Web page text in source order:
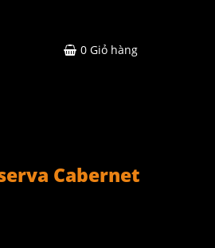
0 Giỏ hàng
Cabernet